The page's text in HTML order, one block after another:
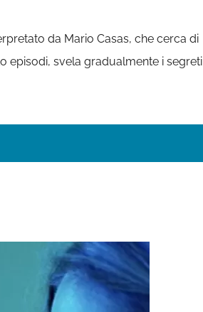
da Mario Casas, che cerca di
episodi, svela gradualmente i segreti